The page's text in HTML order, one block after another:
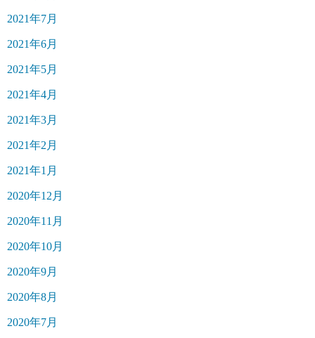
2021年7月
2021年6月
2021年5月
2021年4月
2021年3月
2021年2月
2021年1月
2020年12月
2020年11月
2020年10月
2020年9月
2020年8月
2020年7月